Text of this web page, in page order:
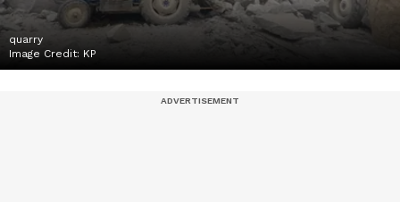
quarry
Image Credit: KP